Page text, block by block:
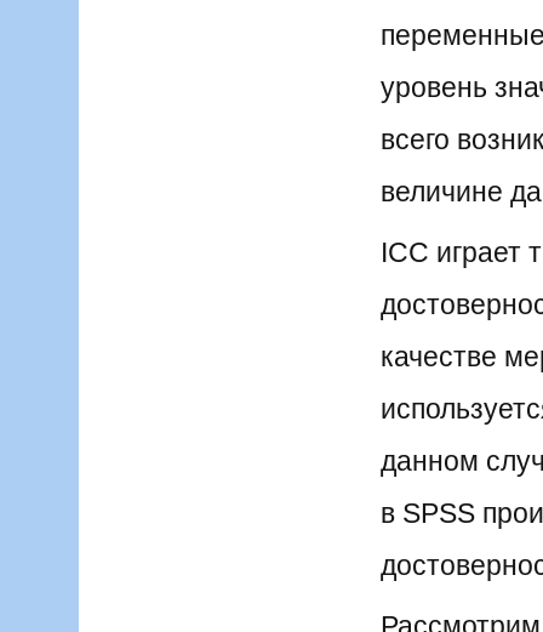
уровень
всего
величине
ICC играет
качестве
данном
в SPSS